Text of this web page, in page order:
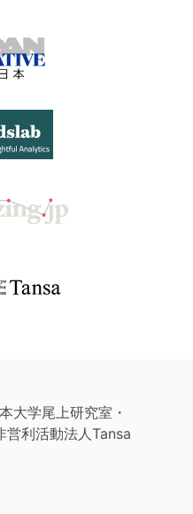
大学尾上研究室・
利活動法人Tansa